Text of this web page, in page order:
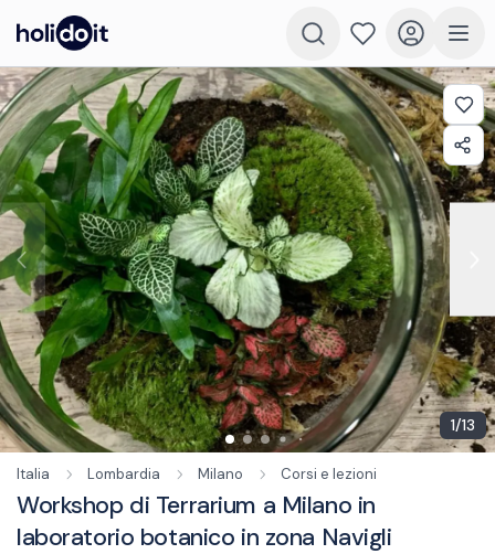
1/13
Italia Lombardia Milano Corsi e lezioni
Workshop di Terrarium a Milano in
laboratorio botanico in zona Navigli